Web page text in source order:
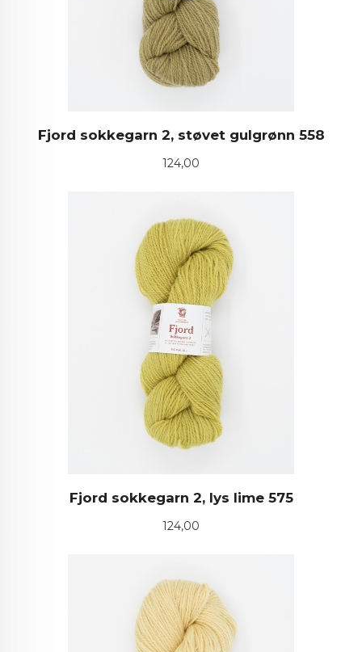
Fjord sokkegarn 2, støvet gulgrønn 558
Pris
124,00
Fjord sokkegarn 2, lys lime 575
Pris
124,00